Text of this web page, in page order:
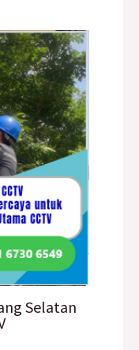
Selatan